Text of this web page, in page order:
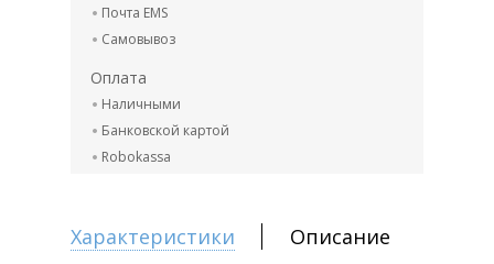
Почта EMS
Самовывоз
Оплата
Наличными
Банковской картой
Robokassa
Характеристики Описание